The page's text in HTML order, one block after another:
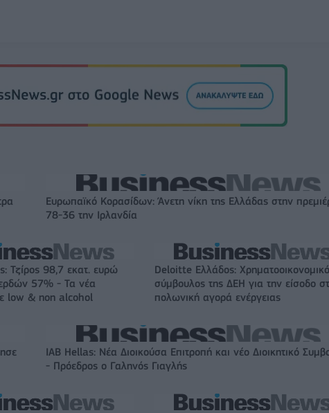
Ευρωπαϊκό Κορασίδων: Άνετη νίκη της Ελλάδας στην
78-36 την Ιρλανδία
Τζίρος 98,7 εκατ. ευρώ
57% - Τα νέα
low & non alcohol
Deloitte Ελλάδος:
σύμβουλος της ΔΕΗ για την είσοδο
πολωνική αγορά ενέργειας
IAB Hellas: Νέα Διοικούσα Επιτροπή και νέο Διοικητικό
- Πρόεδρος ο Γαληνός Γιαγλής